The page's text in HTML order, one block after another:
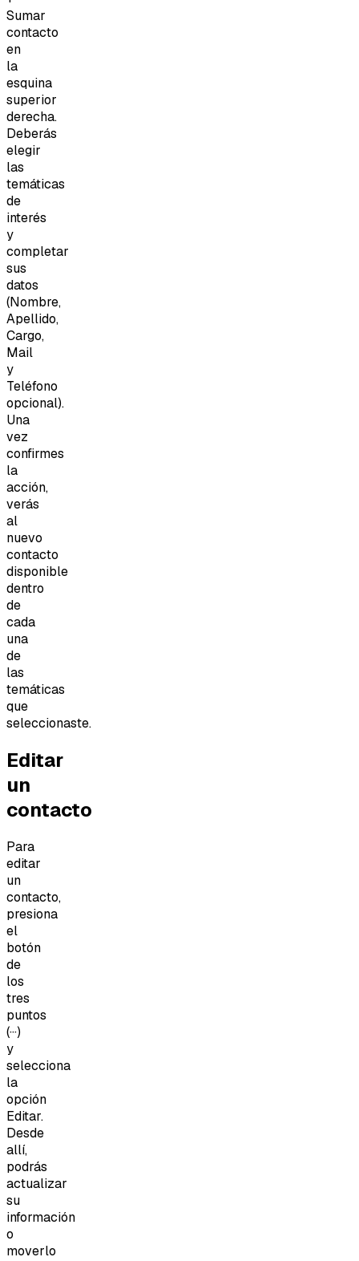
Sumar
contacto
en
la
esquina
superior
derecha.
Deberás
elegir
las
temáticas
de
interés
y
completar
sus
datos
(Nombre,
Apellido,
Cargo,
Mail
y
Teléfono
opcional).
Una
vez
confirmes
la
acción,
verás
al
nuevo
contacto
disponible
dentro
de
cada
una
de
las
temáticas
que
seleccionaste.
Editar
un
contacto
Para
editar
un
contacto,
presiona
el
botón
de
los
tres
puntos
(···)
y
selecciona
la
opción
Editar.
Desde
allí,
podrás
actualizar
su
información
o
moverlo